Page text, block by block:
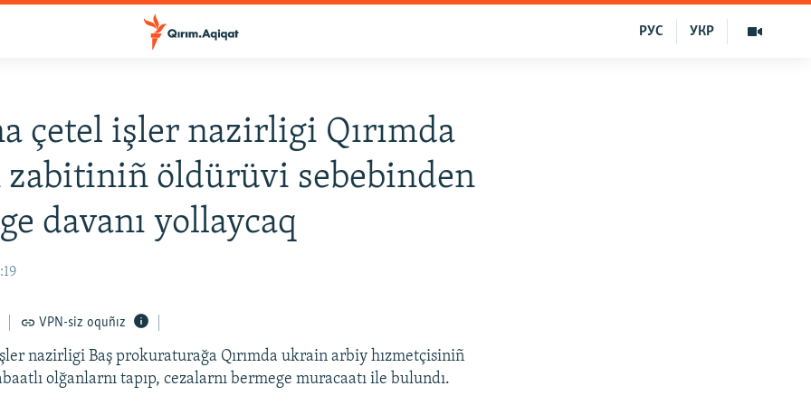
УКР
РУС
çetel işler nazirligi Qırımda
öldürüvi sebebinden
davanı yollaycaq
VPN-siz oquñız
nazirligi Baş prokuraturağa Qırımda ukrain arbiy hızmetçisiniñ
olğanlarnı tapıp, cezalarnı bermege muracaatı ile bulundı.